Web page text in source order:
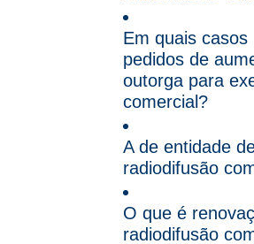
Em quais
pedidos de
outorga para
comercial?
A de entidade
radiodifusão
O que é
radiodifusão